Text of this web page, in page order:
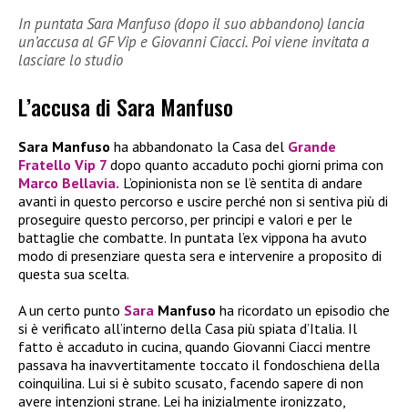
In puntata Sara Manfuso (dopo il suo abbandono) lancia
un’accusa al GF Vip e Giovanni Ciacci. Poi viene invitata a
lasciare lo studio
L’accusa di Sara Manfuso
Sara Manfuso ha abbandonato la Casa del Grande
Fratello Vip 7 dopo quanto accaduto pochi giorni prima con
Marco Bellavia. L’opinionista non se l’è sentita di andare
avanti in questo percorso e uscire perché non si sentiva più di
proseguire questo percorso, per principi e valori e per le
battaglie che combatte. In puntata l’ex vippona ha avuto
modo di presenziare questa sera e intervenire a proposito di
questa sua scelta.
A un certo punto Sara Manfuso ha ricordato un episodio che
si è verificato all’interno della Casa più spiata d’Italia. Il
fatto è accaduto in cucina, quando Giovanni Ciacci mentre
passava ha inavvertitamente toccato il fondoschiena della
coinquilina. Lui si è subito scusato, facendo sapere di non
avere intenzioni strane. Lei ha inizialmente ironizzato,